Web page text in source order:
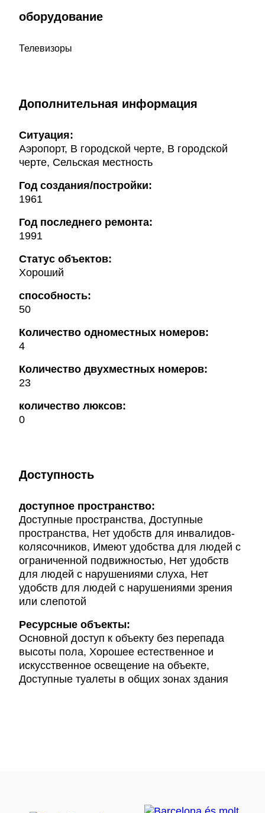
оборудование
Телевизоры
Дополнительная информация
Ситуация:
Аэропорт, В городской черте, В городской
черте, Сельская местность
Год создания/постройки:
1961
Год последнего ремонта:
1991
Статус объектов:
Хороший
способность:
50
Количество одноместных номеров:
4
Количество двухместных номеров:
23
количество люксов:
0
Доступность
доступное пространство:
Доступные пространства, Доступные
пространства, Нет удобств для инвалидов-
колясочников, Имеют удобства для людей с
ограниченной подвижностью, Нет удобств
для людей с нарушениями слуха, Нет
удобств для людей с нарушениями зрения
или слепотой
Ресурсные объекты:
Основной доступ к объекту без перепада
высоты пола, Хорошее естественное и
искусственное освещение на объекте,
Доступные туалеты в общих зонах здания